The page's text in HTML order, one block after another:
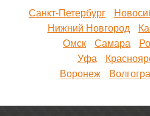
Санкт-Петербург
Нижний Новгород
Омск
Самара
Уфа
Воронеж